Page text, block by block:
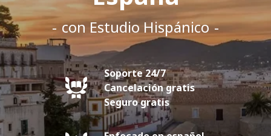
con Estudio Hispánico
Soporte 24/7
Cancelación gratis
Seguro gratis